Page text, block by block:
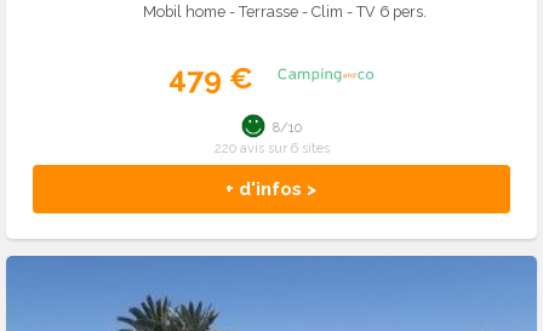
Mobil home - Terrasse - Clim - TV 6 pers.
479 €
+ d'infos >
8/10
220 avis sur 6 sites